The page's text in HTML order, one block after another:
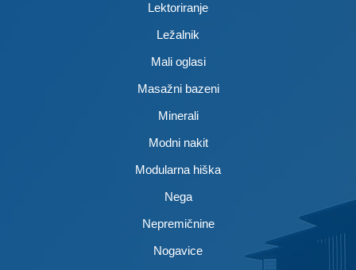
Lektoriranje
Ležalnik
Mali oglasi
Masažni bazeni
Minerali
Modni nakit
Modularna hiška
Nega
Nepremičnine
Nogavice